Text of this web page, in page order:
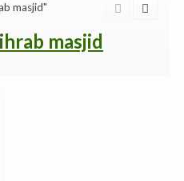
masjid"
masjid